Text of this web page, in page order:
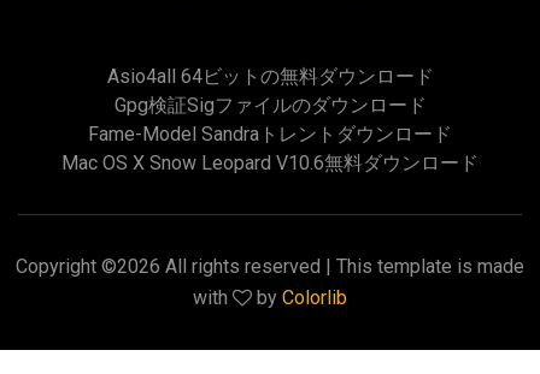
Asio4all 64ビットの無料ダウンロード
Gpg検証sigファイルのダウンロード
Fame-Model Sandraトレントダウンロード
Mac OS X Snow Leopard V10.6無料ダウンロード
Copyright ©2026 All rights reserved | This template is made
with
by Colorlib